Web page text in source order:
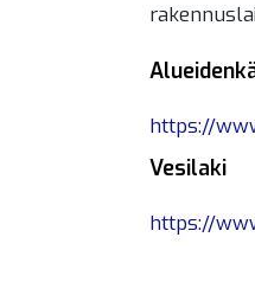
https://
Vesilaki
https://